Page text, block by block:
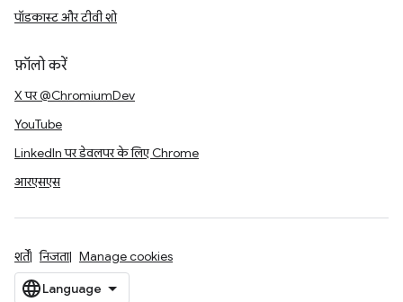
पॉडकास्ट और टीवी शो
फ़ॉलो करें
X पर @ChromiumDev
YouTube
LinkedIn पर डेवलपर के लिए Chrome
आरएसएस
शर्तें निजता Manage cookies